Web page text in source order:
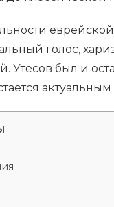
голос,
Утесов был и